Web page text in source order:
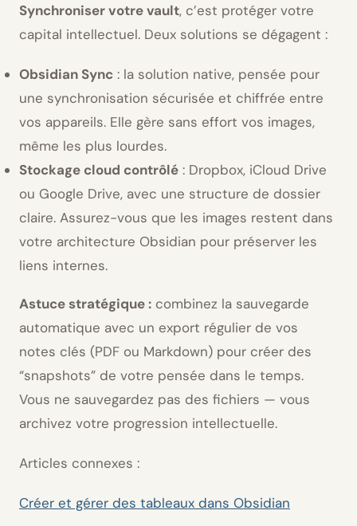
Synchroniser votre vault, c’est protéger votre
capital intellectuel. Deux solutions se dégagent :
Obsidian Sync : la solution native, pensée pour
une synchronisation sécurisée et chiffrée entre
vos appareils. Elle gère sans effort vos images,
même les plus lourdes.
Stockage cloud contrôlé : Dropbox, iCloud Drive
ou Google Drive, avec une structure de dossier
claire. Assurez-vous que les images restent dans
votre architecture Obsidian pour préserver les
liens internes.
Astuce stratégique : combinez la sauvegarde
automatique avec un export régulier de vos
notes clés (PDF ou Markdown) pour créer des
“snapshots” de votre pensée dans le temps.
Vous ne sauvegardez pas des fichiers — vous
archivez votre progression intellectuelle.
Articles connexes :
Créer et gérer des tableaux dans Obsidian